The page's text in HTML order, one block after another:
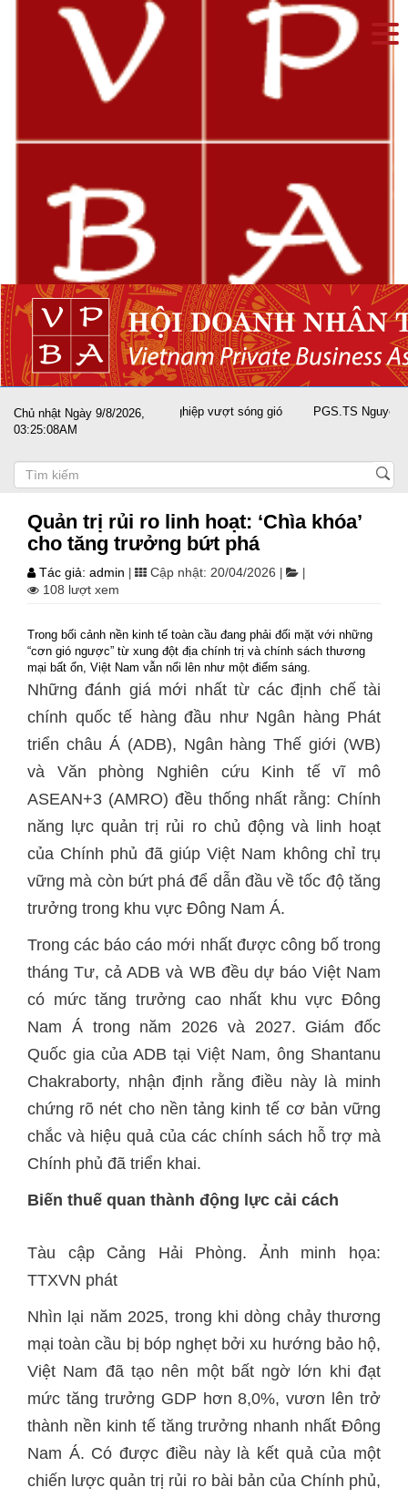
Chủ nhật Ngày 9/8/2026,
03:25:08AM
sát cánh cùng doanh nghiệp vượt sóng gió PGS.TS Nguyễn
Quản trị rủi ro linh hoạt: ‘Chìa khóa’
cho tăng trưởng bứt phá
Tác giả: admin Cập nhật: 20/04/2026
108 lượt xem
Trong bối cảnh nền kinh tế toàn cầu đang phải đối mặt với những
“cơn gió ngược” từ xung đột địa chính trị và chính sách thương
mại bất ổn, Việt Nam vẫn nổi lên như một điểm sáng.
Những đánh giá mới nhất từ các định chế tài
chính quốc tế hàng đầu như Ngân hàng Phát
triển châu Á (ADB), Ngân hàng Thế giới (WB)
và Văn phòng Nghiên cứu Kinh tế vĩ mô
ASEAN+3 (AMRO) đều thống nhất rằng: Chính
năng lực quản trị rủi ro chủ động và linh hoạt
của Chính phủ đã giúp Việt Nam không chỉ trụ
vững mà còn bứt phá để dẫn đầu về tốc độ tăng
trưởng trong khu vực Đông Nam Á.
Trong các báo cáo mới nhất được công bố trong
tháng Tư, cả ADB và WB đều dự báo Việt Nam
có mức tăng trưởng cao nhất khu vực Đông
Nam Á trong năm 2026 và 2027. Giám đốc
Quốc gia của ADB tại Việt Nam, ông Shantanu
Chakraborty, nhận định rằng điều này là minh
chứng rõ nét cho nền tảng kinh tế cơ bản vững
chắc và hiệu quả của các chính sách hỗ trợ mà
Chính phủ đã triển khai.
Biến thuế quan thành động lực cải cách
Tàu cập Cảng Hải Phòng. Ảnh minh họa:
TTXVN phát
Nhìn lại năm 2025, trong khi dòng chảy thương
mại toàn cầu bị bóp nghẹt bởi xu hướng bảo hộ,
Việt Nam đã tạo nên một bất ngờ lớn khi đạt
mức tăng trưởng GDP hơn 8,0%, vươn lên trở
thành nền kinh tế tăng trưởng nhanh nhất Đông
Nam Á. Có được điều này là kết quả của một
chiến lược quản trị rủi ro bài bản của Chính phủ,